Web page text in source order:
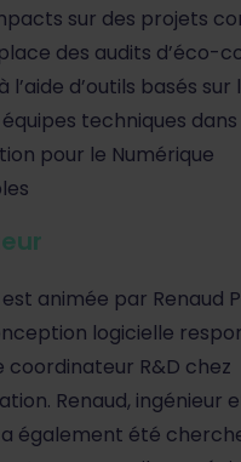
sur des projets
des audits d’éco-
d’outils basés sur
techniques
pour le Numérique
animée par Renaud
logicielle
coordinateur R&D chez
Renaud, ingénieur
également été